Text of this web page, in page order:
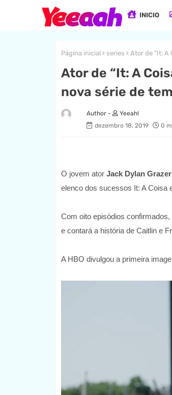
INICIO
Página inicial series Ator de “It: A
Ator de “It: A
nova série de
Yeeah!
dezembro 18, 2019
0
O jovem ator Jack Dylan Grazer
elenco dos sucessos It: A Coisa
Com oito episódios
e contará a história de Caitlin e
A HBO divulgou a primeira